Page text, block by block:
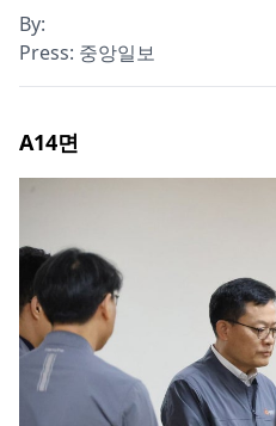
By:
Press: 중앙일보
A14면